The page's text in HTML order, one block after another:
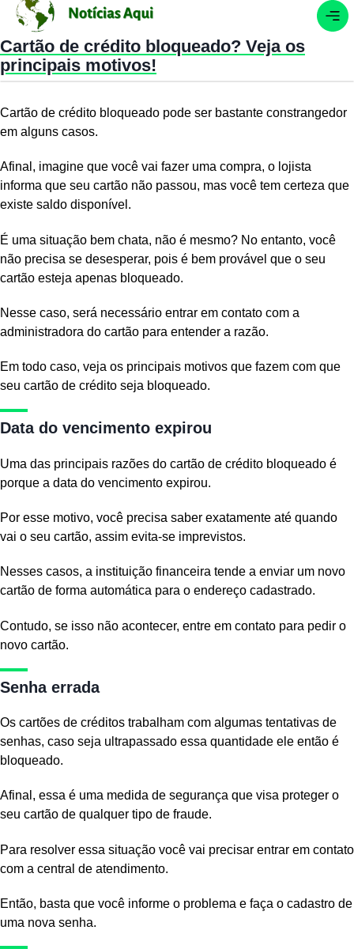
Cartão de crédito bloqueado? Veja os
principais motivos!
Cartão de crédito bloqueado pode ser bastante constrangedor
em alguns casos.
Afinal, imagine que você vai fazer uma compra, o lojista
informa que seu cartão não passou, mas você tem certeza que
existe saldo disponível.
É uma situação bem chata, não é mesmo? No entanto, você
não precisa se desesperar, pois é bem provável que o seu
cartão esteja apenas bloqueado.
Nesse caso, será necessário entrar em contato com a
administradora do cartão para entender a razão.
Em todo caso, veja os principais motivos que fazem com que
seu cartão de crédito seja bloqueado.
Data do vencimento expirou
Uma das principais razões do cartão de crédito bloqueado é
porque a data do vencimento expirou.
Por esse motivo, você precisa saber exatamente até quando
vai o seu cartão, assim evita-se imprevistos.
Nesses casos, a instituição financeira tende a enviar um novo
cartão de forma automática para o endereço cadastrado.
Contudo, se isso não acontecer, entre em contato para pedir o
novo cartão.
Senha errada
Os cartões de créditos trabalham com algumas tentativas de
senhas, caso seja ultrapassado essa quantidade ele então é
bloqueado.
Afinal, essa é uma medida de segurança que visa proteger o
seu cartão de qualquer tipo de fraude.
Para resolver essa situação você vai precisar entrar em contato
com a central de atendimento.
Então, basta que você informe o problema e faça o cadastro de
uma nova senha.